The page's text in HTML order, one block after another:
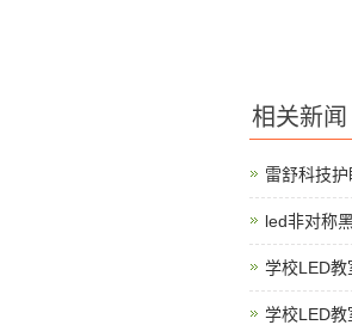
相关新闻
雷舒科技
led非对称
学校LED教
学校LED教